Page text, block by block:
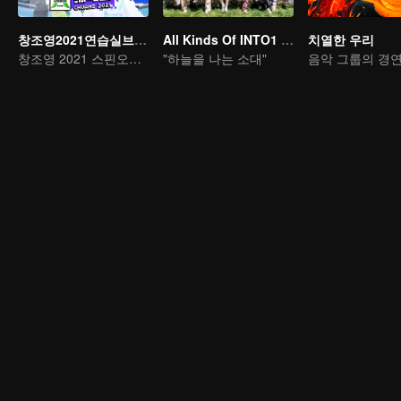
창조영2021연습실브이로그
창조영 2021 스핀오프 프로그램
All Kinds Of INTO1 To The Sky
"하늘을 나는 소대"
치열한 우리